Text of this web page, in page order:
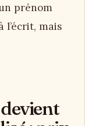
prénom
l’écrit, mais